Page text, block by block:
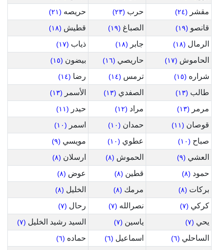
مقشر (٢٤) حرب (٢٣) حريصه (٢١)
قانصو (١٩) الصباغ (١٩) قطيش (١٨)
الرمال (١٨) جابر (١٨) ذياب (١٧)
الحاموش (١٧) حاريصي (١٦) بيضون (١٥)
شراره (١٥) ترمس (١٤) رضا (١٤)
طالب (١٣) الصفدي (١٣) الأسمر (١٣)
مرمر (١٣) مراد (١٢) حيدر (١١)
قوصان (١١) حمدان (١٠) اسمر (١٠)
صباح (١٠) عطوي (١٠) مويسي (٩)
العشي (٩) الحموش (٨) ارسلان (٨)
حمود (٨) قطين (٨) عوض (٨)
بركات (٨) مرمك (٨) الخليل (٨)
كركي (٧) نصرالله (٧) رحال (٧)
يحي (٧) ياسين (٧) السيد رشيد الخليل (٧)
الساحلي (٦) اسماعيل (٦) حماده (٦)